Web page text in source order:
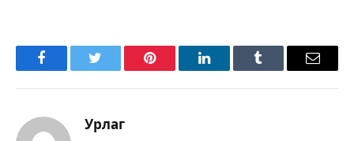
FacebookTwitter Pinterest LinkedInTumblr Имэйл
Урлаг